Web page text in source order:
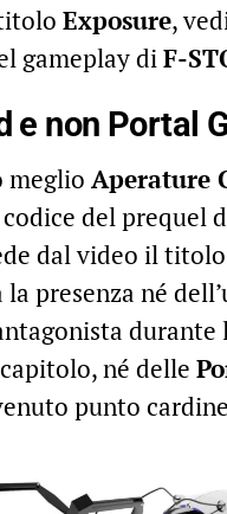
Exposure,
gameplay diF-
e non Portal
meglio Aperature
del prequel
dal video il
presenza né
durante
né delle
punto